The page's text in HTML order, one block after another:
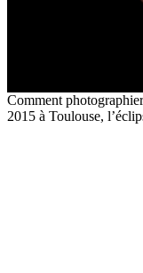
Comment
2015 à Toulouse,